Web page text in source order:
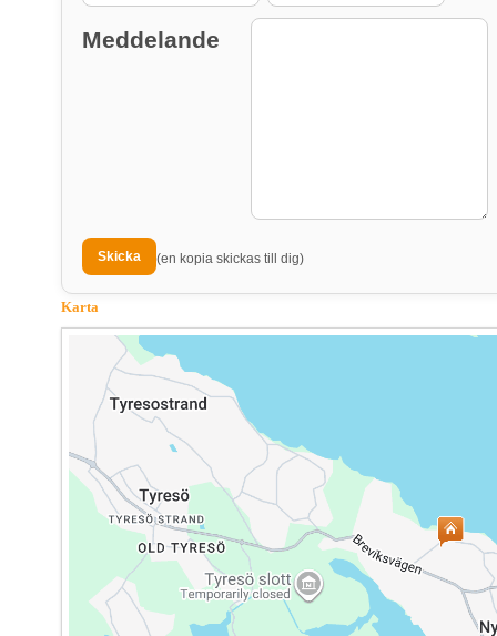
Meddelande
(en kopia skickas till dig)
Karta